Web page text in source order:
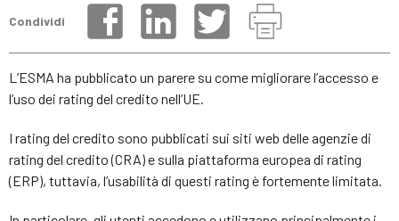
Condividi
L’ESMA ha pubblicato un parere su come migliorare l’accesso e
l’uso dei rating del credito nell’UE.
I rating del credito sono pubblicati sui siti web delle agenzie di
rating del credito (CRA) e sulla piattaforma europea di rating
(ERP), tuttavia, l’usabilità di questi rating è fortemente limitata.